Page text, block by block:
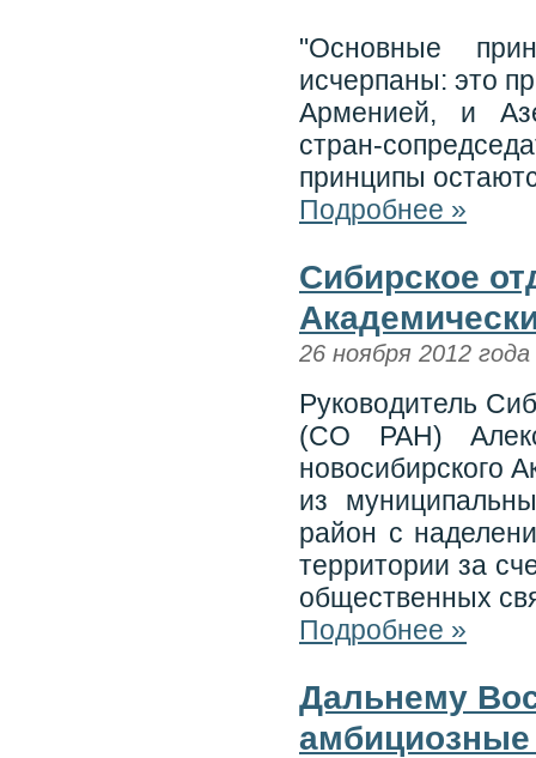
"Основные
исчерпаны: это
Арменией, и
стран-
принципы
Подробнее »
Сибирское
26 ноября 2012 года
Руководитель
(СО РАН)
новосибирского
из
район с
территории за
общественных
Подробнее »
Дальнему
амбициозные